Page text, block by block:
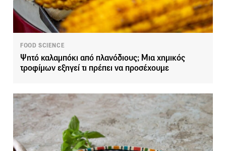
FOOD SCIENCE
Ψητό καλαμπόκι από πλανόδιους; Μια χημικός
τροφίμων εξηγεί τι πρέπει να προσέχουμε